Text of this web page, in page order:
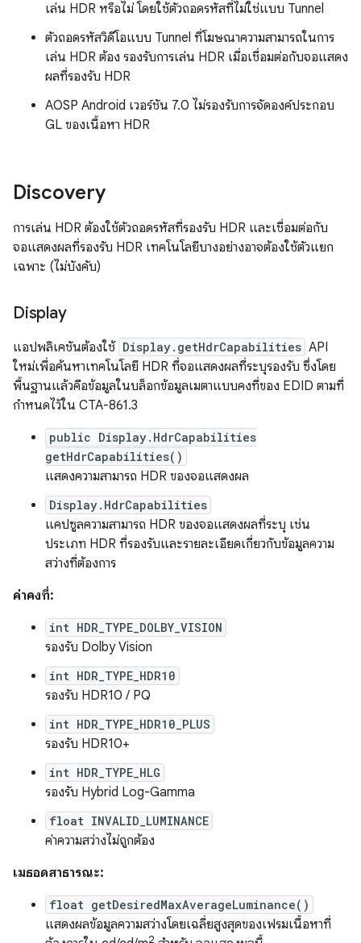
เล่น HDR หรือไม่ โดยใช้ตัวถอดรหัสที่ไม่ใช่แบบ Tunnel
ตัวถอดรหัสวิดีโอแบบ Tunnel ที่โฆษณาความสามารถในการ
เล่น HDR ต้อง รองรับการเล่น HDR เมื่อเชื่อมต่อกับจอแสดง
ผลที่รองรับ HDR
AOSP Android เวอร์ชัน 7.0 ไม่รองรับการจัดองค์ประกอบ
GL ของเนื้อหา HDR
Discovery
การเล่น HDR ต้องใช้ตัวถอดรหัสที่รองรับ HDR และเชื่อมต่อกับ
จอแสดงผลที่รองรับ HDR เทคโนโลยีบางอย่างอาจต้องใช้ตัวแยก
เฉพาะ (ไม่บังคับ)
Display
แอปพลิเคชันต้องใช้ Display.getHdrCapabilities API
ใหม่เพื่อค้นหาเทคโนโลยี HDR ที่จอแสดงผลที่ระบุรองรับ ซึ่งโดย
พื้นฐานแล้วคือข้อมูลในบล็อกข้อมูลเมตาแบบคงที่ของ EDID ตามที่
กำหนดไว้ใน CTA-861.3
public Display.HdrCapabilities
getHdrCapabilities()
แสดงความสามารถ HDR ของจอแสดงผล
Display.HdrCapabilities
แคปซูลความสามารถ HDR ของจอแสดงผลที่ระบุ เช่น
ประเภท HDR ที่รองรับและรายละเอียดเกี่ยวกับข้อมูลความ
สว่างที่ต้องการ
ค่าคงที่:
int HDR_TYPE_DOLBY_VISION
รองรับ Dolby Vision
int HDR_TYPE_HDR10
รองรับ HDR10 / PQ
int HDR_TYPE_HDR10_PLUS
รองรับ HDR10+
int HDR_TYPE_HLG
รองรับ Hybrid Log-Gamma
float INVALID_LUMINANCE
ค่าความสว่างไม่ถูกต้อง
เมธอดสาธารณะ:
float getDesiredMaxAverageLuminance()
แสดงผลข้อมูลความสว่างโดยเฉลี่ยสูงสุดของเฟรมเนื้อหาที่
2